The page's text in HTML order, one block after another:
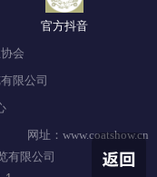
官方抖音
会
限公司
网址：www.coatshow.cn
有限公司